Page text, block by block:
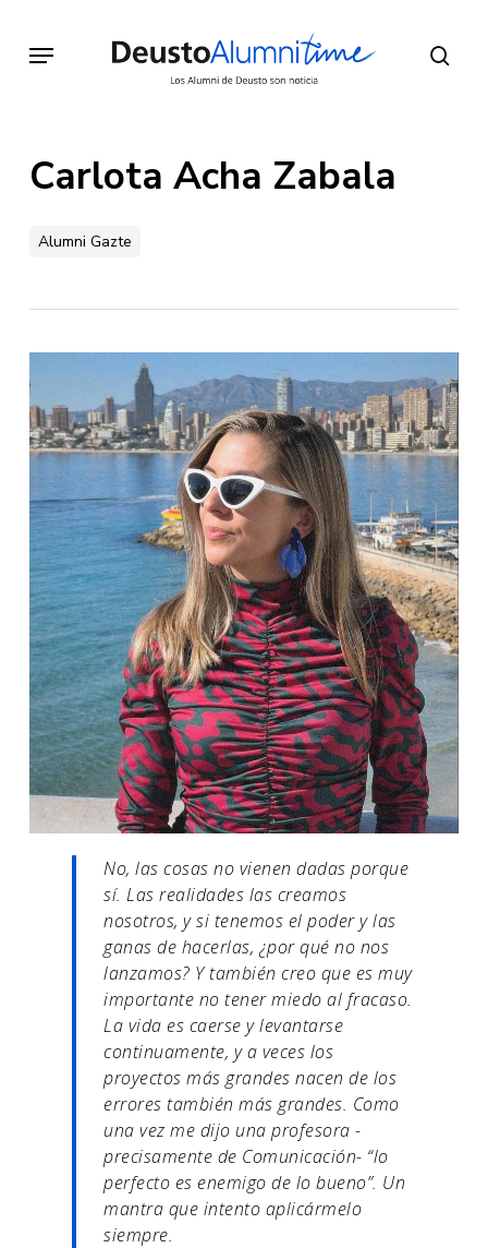
main
Menu
Carlota Acha Zabala
Alumni Gazte
No, las cosas no vienen dadas porque
sí. Las realidades las creamos
nosotros, y si tenemos el poder y las
ganas de hacerlas, ¿por qué no nos
lanzamos? Y también creo que es muy
importante no tener miedo al fracaso.
La vida es caerse y levantarse
continuamente, y a veces los
proyectos más grandes nacen de los
errores también más grandes. Como
una vez me dijo una profesora -
precisamente de Comunicación- “lo
perfecto es enemigo de lo bueno”. Un
mantra que intento aplicármelo
siempre.